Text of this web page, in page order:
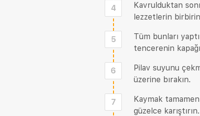
4
Kavrulduktan
lezzetlerin
5
Tüm bunları
tencerenin
6
Pilav suyunu
üzerine bırakın.
7
Kaymak
güzelce karıştırın.